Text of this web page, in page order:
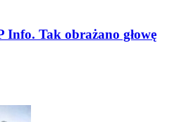
Info. Tak obrażano głowę